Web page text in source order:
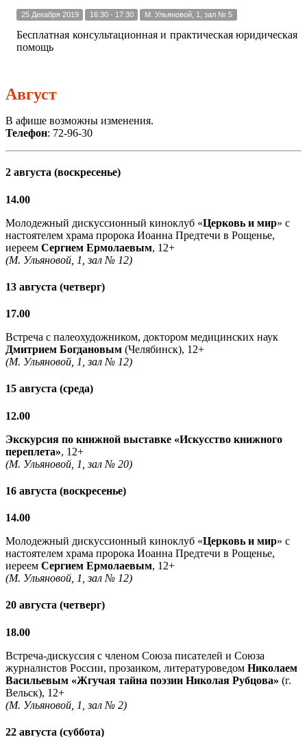
25 Декабря 2019 16:30 - 17:30 М. Ульяновой, 1, зал № 5
Бесплатная консультационная и практическая юридическая
помощь
Август
В афише возможны изменения.
Телефон: 72-96-30
2 августа (воскресенье)
14.00
Молодежный дискуссионный киноклуб «Церковь и мир» с
настоятелем храма пророка Иоанна Предтечи в Рощенье,
иереем Сергием Ермолаевым, 12+
(М. Ульяновой, 1, зал № 12)
13 августа (четверг)
17.00
Встреча с палеохудожником, доктором медицинских наук
Дмитрием Богдановым (Челябинск), 12+
(М. Ульяновой, 1, зал № 12)
15 августа (среда)
12.00
Экскурсия по книжной выставке «Искусство книжного
переплета», 12+
(М. Ульяновой, 1, зал № 20)
16 августа (воскресенье)
14.00
Молодежный дискуссионный киноклуб «Церковь и мир» с
настоятелем храма пророка Иоанна Предтечи в Рощенье,
иереем Сергием Ермолаевым, 12+
(М. Ульяновой, 1, зал № 12)
20 августа (четверг)
18.00
Встреча-дискуссия с членом Союза писателей и Союза
журналистов России, прозаиком, литературоведом Николаем
Васильевым «Жгучая тайна поэзии Николая Рубцова» (г.
Вельск), 12+
(М. Ульяновой, 1, зал № 2)
22 августа (суббота)